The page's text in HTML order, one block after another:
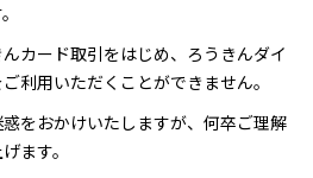
カード取引をはじめ、ろうきんダイ
利用いただくことができません。
をおかけいたしますが、何卒ご理解
ます。